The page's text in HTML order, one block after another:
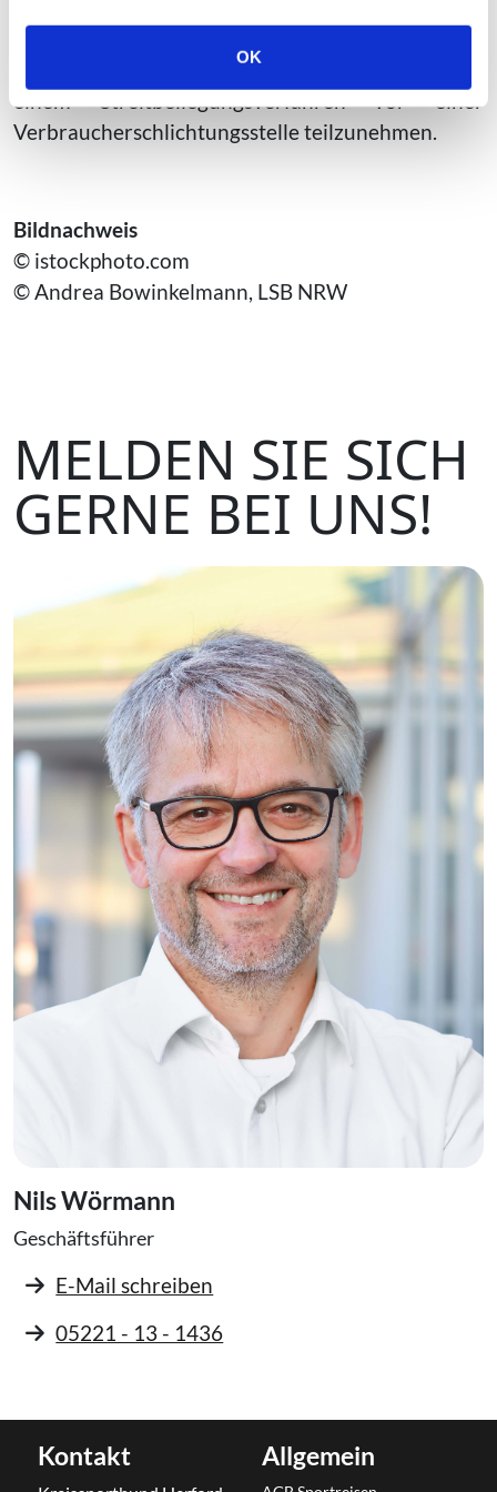
OK
Anbieter ist nicht bereit und nicht verpflichtet, an
einem Streitbeilegungsverfahren vor einer
Verbraucherschlichtungsstelle teilzunehmen.
Bildnachweis
© istockphoto.com
© Andrea Bowinkelmann, LSB NRW
MELDEN SIE SICH
GERNE BEI UNS!
Nils Wörmann
Geschäftsführer
E-Mail schreiben
05221 - 13 - 1436
Kontakt Allgemein